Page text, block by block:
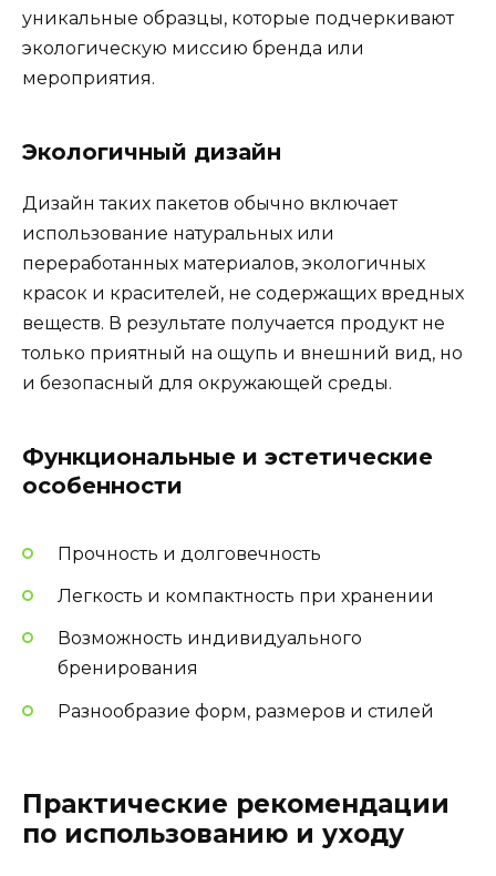
уникальные образцы, которые подчеркивают
экологическую миссию бренда или
мероприятия.
Экологичный дизайн
Дизайн таких пакетов обычно включает
использование натуральных или
переработанных материалов, экологичных
красок и красителей, не содержащих вредных
веществ. В результате получается продукт не
только приятный на ощупь и внешний вид, но
и безопасный для окружающей среды.
Функциональные и эстетические
особенности
Прочность и долговечность
Легкость и компактность при хранении
Возможность индивидуального
бренирования
Разнообразие форм, размеров и стилей
Практические рекомендации
по использованию и уходу